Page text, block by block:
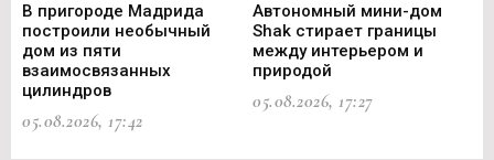
В пригороде Мадрида
построили необычный
дом из пяти
взаимосвязанных
цилиндров
05.08.2026, 17:42
Автономный мини-дом
Shak стирает границы
между интерьером и
природой
05.08.2026, 17:27